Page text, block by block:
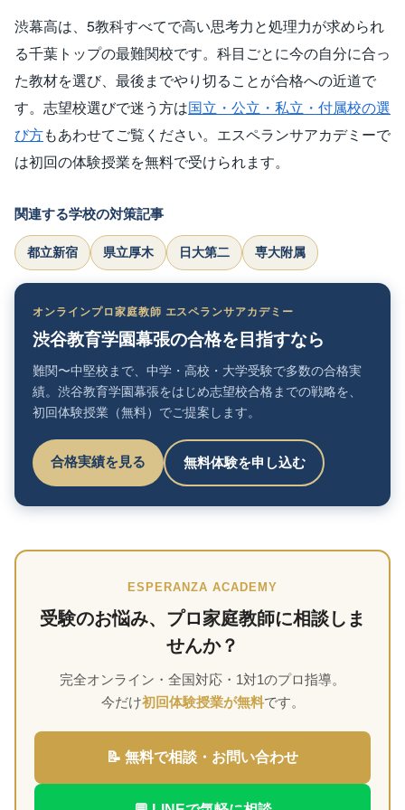
渋幕高は、5教科すべてで高い思考力と処理力が求められ
る千葉トップの最難関校です。科目ごとに今の自分に合っ
た教材を選び、最後までやり切ることが合格への近道で
す。志望校選びで迷う方は国立・公立・私立・付属校の選
び方もあわせてご覧ください。エスペランサアカデミーで
は初回の体験授業を無料で受けられます。
関連する学校の対策記事
都立新宿 県立厚木 日大第二 専大附属
オンラインプロ家庭教師 エスペランサアカデミー
渋谷教育学園幕張の合格を目指すなら
難関〜中堅校まで、中学・高校・大学受験で多数の合格実
績。渋谷教育学園幕張をはじめ志望校合格までの戦略を、
初回体験授業（無料）でご提案します。
合格実績を見る 無料体験を申し込む
ESPERANZA ACADEMY
受験のお悩み、プロ家庭教師に相談しま
せんか？
完全オンライン・全国対応・1対1のプロ指導。
今だけ初回体験授業が無料です。
📝 無料で相談・お問い合わせ